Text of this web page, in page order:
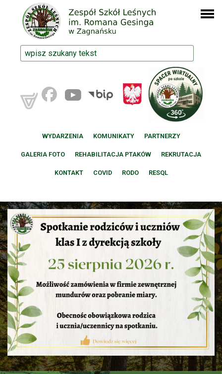
WYDARZENIA KOMUNIKATY PARTNERZY
GALERIA FOTO REHABILITACJA PTAKÓW REKRUTACJA
KONTAKT COVID RODO RESQL